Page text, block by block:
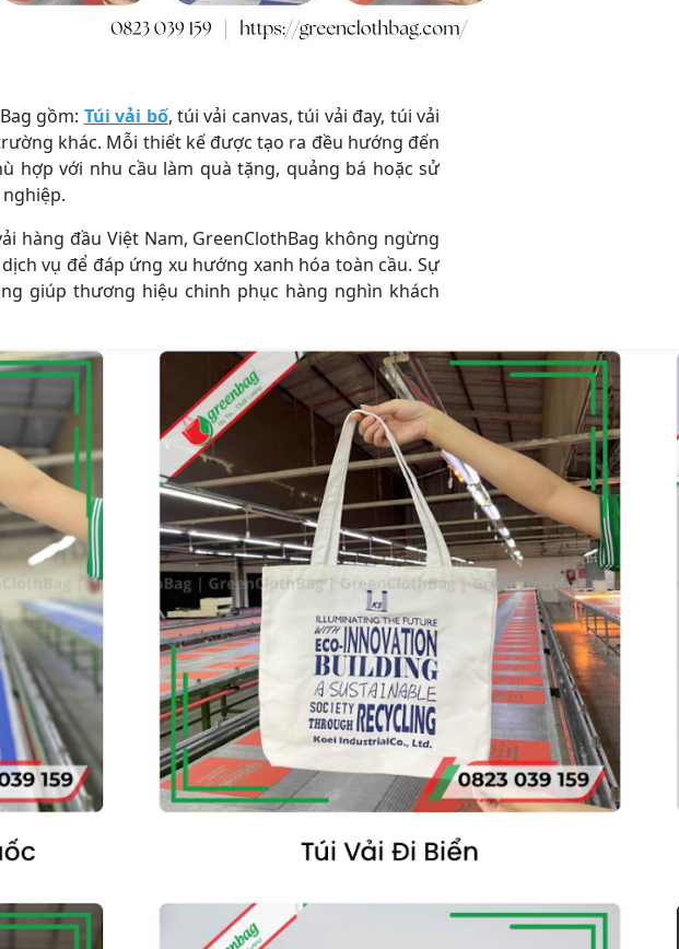
gồm: Túi vải bố, túi vải canvas, túi vải đay, túi vải
khác. Mỗi thiết kế được tạo ra đều hướng đến
hợp với nhu cầu làm quà tặng, quảng bá hoặc sử
hàng đầu Việt Nam, GreenClothBag không ngừng
vụ để đáp ứng xu hướng xanh hóa toàn cầu. Sự
giúp thương hiệu chinh phục hàng nghìn khách